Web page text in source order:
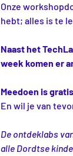
Onze
hebt; alles is te
Naast het
week komen er
Meedoen is
En wil je van
De ontdeklabs
alle Dordtse